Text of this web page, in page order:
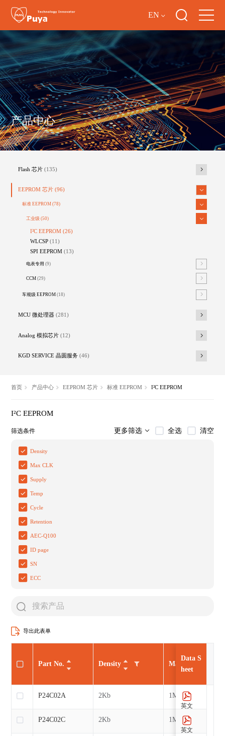
EN
产品中心
Flash 芯片 (135)
EEPROM 芯片 (96)
标准 EEPROM(78)
工业级(50)
I²C EEPROM(26)
WLCSP(11)
SPI EEPROM(13)
电表专用(9)
CCM(29)
车规级 EEPROM(18)
MCU 微处理器 (281)
Analog 模拟芯片 (12)
KGD SERVICE 晶圆服务 (46)
首页 产品中心 EEPROM 芯片 标准 EEPROM I²C EEPROM
I²C EEPROM
筛选条件 更多筛选 全选 清空
Density
Max CLK
Supply
Temp
Cycle
Retention
AEC-Q100
ID page
SN
ECC
导出此表单
Density Max CLK
2Kb 1MHz
2Kb 1MHz
Part No.
P24C02A
P24C02C
Data S
heet
英文
英文